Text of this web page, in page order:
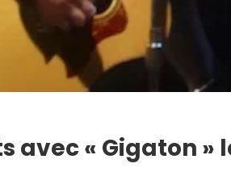
avec « Gigaton »